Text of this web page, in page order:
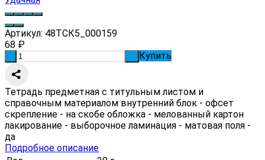
Артикул: 48ТСК5_000159
68 ₽
Купить
Тетрадь предметная с титульным листом и
справочным материалом внутренний блок - офсет
скрепление - на скобе обложка - мелованный картон
лакирование - выборочное ламинация - матовая поля -
да
Подробное описание